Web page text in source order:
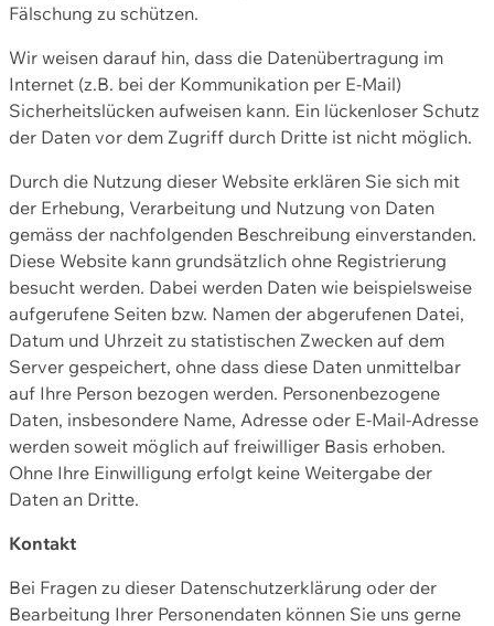
Fälschung zu schützen.
Wir weisen darauf hin, dass die Datenübertragung im
Internet (z.B. bei der Kommunikation per E-Mail)
Sicherheitslücken aufweisen kann. Ein lückenloser Schutz
der Daten vor dem Zugriff durch Dritte ist nicht möglich.
Durch die Nutzung dieser Website erklären Sie sich mit
der Erhebung, Verarbeitung und Nutzung von Daten
gemäss der nachfolgenden Beschreibung einverstanden.
Diese Website kann grundsätzlich ohne Registrierung
besucht werden. Dabei werden Daten wie beispielsweise
aufgerufene Seiten bzw. Namen der abgerufenen Datei,
Datum und Uhrzeit zu statistischen Zwecken auf dem
Server gespeichert, ohne dass diese Daten unmittelbar
auf Ihre Person bezogen werden. Personenbezogene
Daten, insbesondere Name, Adresse oder E-Mail-Adresse
werden soweit möglich auf freiwilliger Basis erhoben.
Ohne Ihre Einwilligung erfolgt keine Weitergabe der
Daten an Dritte.
Kontakt
Bei Fragen zu dieser Datenschutzerklärung oder der
Bearbeitung Ihrer Personendaten können Sie uns gerne